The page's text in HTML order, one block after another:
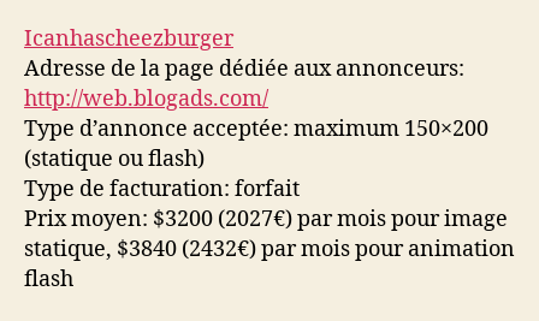
Icanhascheezburger
Adresse de la page dédiée aux annonceurs:
http://web.blogads.com/
Type d’annonce acceptée: maximum 150×200
(statique ou flash)
Type de facturation: forfait
Prix moyen: $3200 (2027€) par mois pour image
statique, $3840 (2432€) par mois pour animation
flash